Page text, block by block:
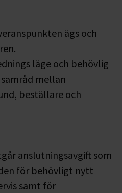
ägs och
läge och behövlig
mellan
beställare och
anslutningsavgift som
för behövligt nytt
samt för